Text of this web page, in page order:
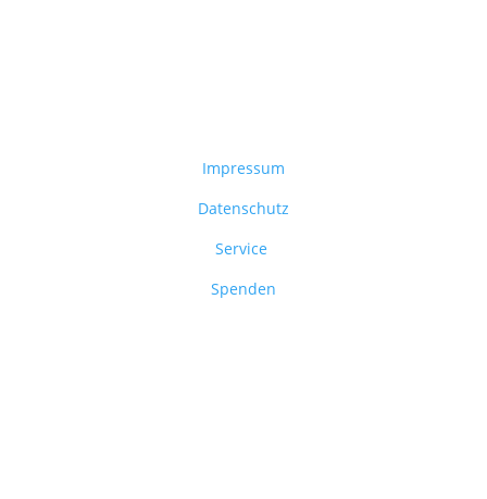
Impressum
Datenschutz
Service
Spenden